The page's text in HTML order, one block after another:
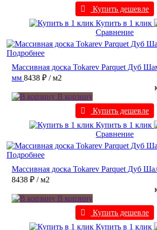
Купить дешевле
Купить в 1 клик
Сравнение
Подробнее
Массивная доска Tokarev Parquet Дуб
мм 8438 ₽ / м2
В корзину
Купить дешевле
Купить в 1 клик
Сравнение
Подробнее
Массивная доска Tokarev Parquet Дуб
8438 ₽ / м2
В корзину
Купить дешевле
Купить в 1 клик